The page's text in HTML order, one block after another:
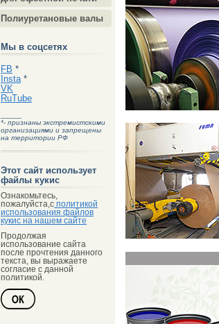
Полиуретановые валы
Мы в соцсетях
FB *
Insta *
VK
RuTube
*- признаны экстремистскими
организациями и запрещены
на территории РФ
Этот сайт использует
файлы кукис
Ознакомьтесь,
пожалуйста,с политикой
использования файлов
кукис на нашем сайте
Продолжая
использование сайта
после прочтения данного
текста, вы выражаете
согласие с данной
политикой.